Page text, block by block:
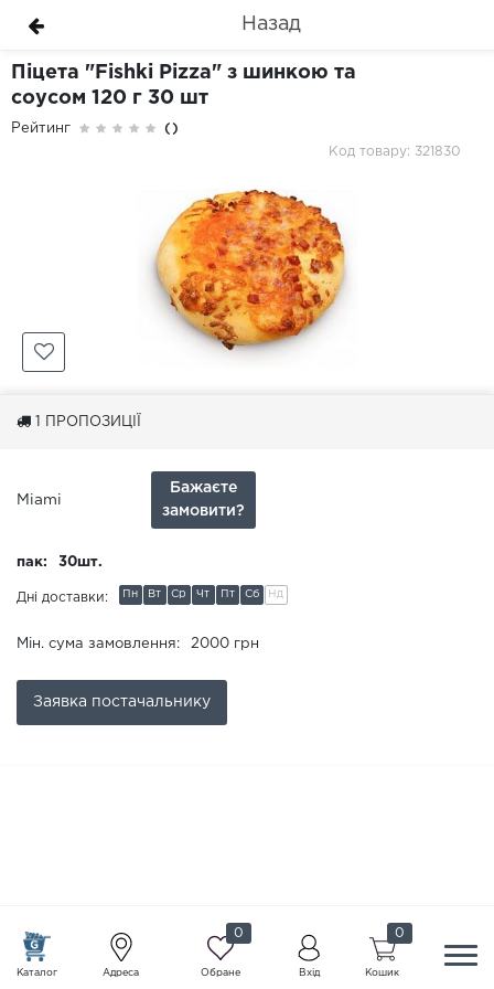
Каталог Адреса
0
Обране Вхід
0
Кошик
Назад
Піцета "Fishki Pizza" з шинкою та
соусом 120 г 30 шт
Рейтинг
()
Код товару: 321830
ПРОПОЗИЦІЇ
Miami
Бажаєте
замовити?
Заявка постачальнику
пак: 30шт.
Дні доставки: Пн Вт Ср Чт Пт Сб Нд
Мін. сума замовлення: 2000 грн